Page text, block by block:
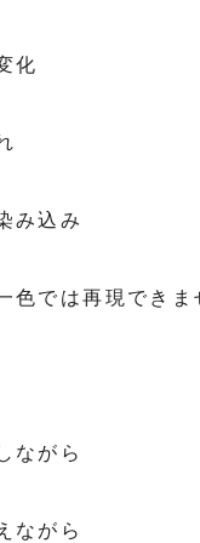
化
み込み
色では再現できま
ながら
ながら